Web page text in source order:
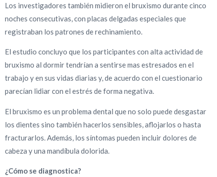
Los investigadores también midieron el bruxismo durante cinco
noches consecutivas, con placas delgadas especiales que
registraban los patrones de rechinamiento.
El estudio concluyo que los participantes con alta actividad de
bruxismo al dormir tendrían a sentirse mas estresados en el
trabajo y en sus vidas diarias y, de acuerdo con el cuestionario
parecían lidiar con el estrés de forma negativa.
El bruxismo es un problema dental que no solo puede desgastar
los dientes sino también hacerlos sensibles, aflojarlos o hasta
fracturarlos. Además, los síntomas pueden incluir dolores de
cabeza y una mandíbula dolorida.
¿Cómo se diagnostica?